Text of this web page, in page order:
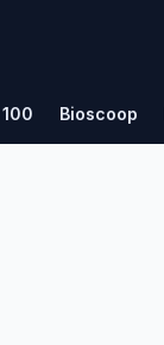
Bioscoop